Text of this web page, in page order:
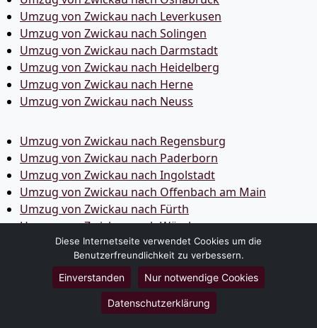
Umzug von Zwickau nach Leverkusen
Umzug von Zwickau nach Solingen
Umzug von Zwickau nach Darmstadt
Umzug von Zwickau nach Heidelberg
Umzug von Zwickau nach Herne
Umzug von Zwickau nach Neuss
Umzug von Zwickau nach Regensburg
Umzug von Zwickau nach Paderborn
Umzug von Zwickau nach Ingolstadt
Umzug von Zwickau nach Offenbach am Main
Umzug von Zwickau nach Fürth
Umzug von Zwickau nach Würzburg
Umzug von Zwickau nach Heilbronn
Umzug von Zwickau nach Ulm
Umzug von Zwickau nach Pforzheim
Umzug von Zwickau nach Wolfsburg
Umzug von Zwickau nach Bottrop
Diese Internetseite verwendet Cookies um die
Benutzerfreundlichkeit zu verbessern.
Einverstanden Nur notwendige Cookies
Datenschutzerklärung